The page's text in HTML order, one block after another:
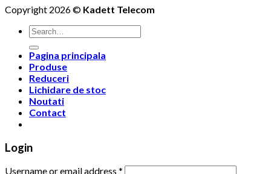
Copyright 2026 © Kadett Telecom
Search
for:
Pagina principala
Produse
Reduceri
Lichidare de stoc
Noutati
Contact
Login
Username or email address *